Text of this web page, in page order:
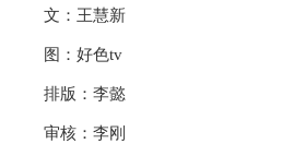
文：王慧新
图：好色tv
排版：李懿
审核：李刚